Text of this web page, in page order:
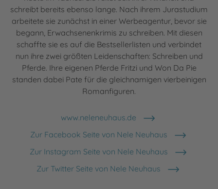
schreibt bereits ebenso lange. Nach ihrem Jurastudium
arbeitete sie zunächst in einer Werbeagentur, bevor sie
begann, Erwachsenenkrimis zu schreiben. Mit diesen
schaffte sie es auf die Bestsellerlisten und verbindet
nun ihre zwei größten Leidenschaften: Schreiben und
Pferde. Ihre eigenen Pferde Fritzi und Won Da Pie
standen dabei Pate für die gleichnamigen vierbeinigen
Romanfiguren.
www.neleneuhaus.de
Zur Facebook Seite von Nele Neuhaus
Zur Instagram Seite von Nele Neuhaus
Zur Twitter Seite von Nele Neuhaus